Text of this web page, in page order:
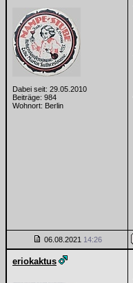
Dabei seit: 29.05.2010
Beiträge: 984
Wohnort: Berlin
06.08.2021 14:26
eriokaktus